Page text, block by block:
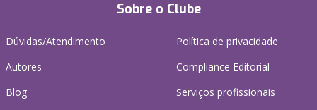
Sobre o Clube
Dúvidas/Atendimento
Autores
Blog
Política de privacidade
Compliance Editorial
Serviços profissionais